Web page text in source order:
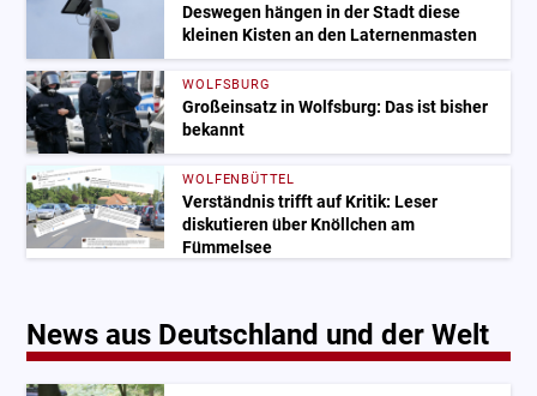
Deswegen hängen in der Stadt diese
kleinen Kisten an den Laternenmasten
WOLFSBURG
Großeinsatz in Wolfsburg: Das ist bisher
bekannt
WOLFENBÜTTEL
Verständnis trifft auf Kritik: Leser
diskutieren über Knöllchen am
Fümmelsee
News aus Deutschland und der Welt